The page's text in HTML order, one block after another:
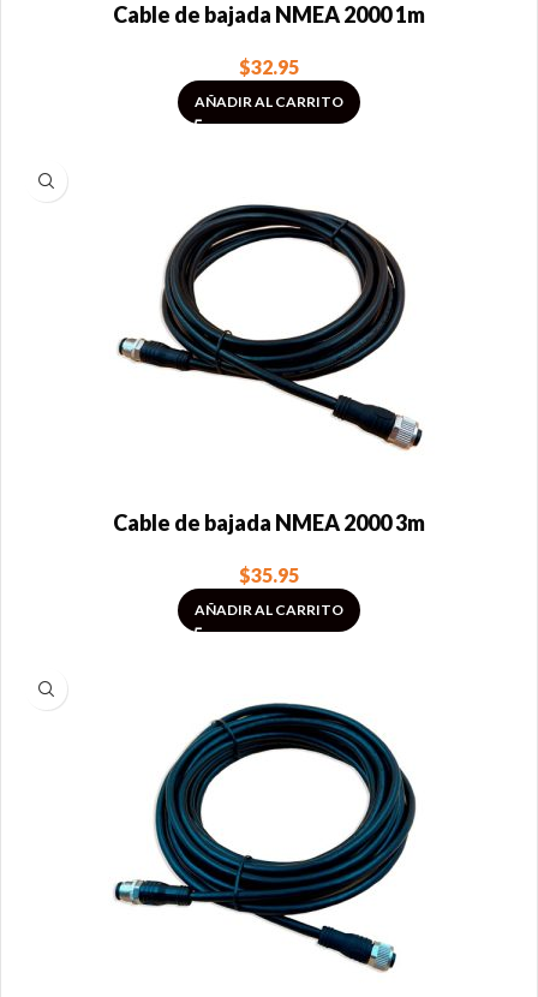
Cable de bajada NMEA 2000 1m
$32.95
AÑADIR AL CARRITO
Cable de bajada NMEA 2000 3m
$35.95
AÑADIR AL CARRITO